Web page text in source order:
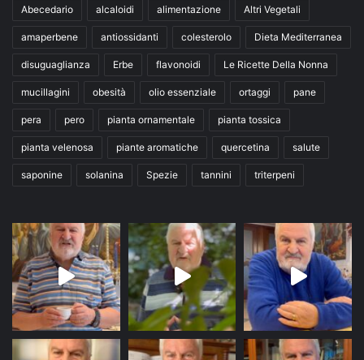
Abecedario alcaloidi alimentazione Altri Vegetali
amaperbene antiossidanti colesterolo Dieta Mediterranea
disuguaglianza Erbe flavonoidi Le Ricette Della Nonna
mucillagini obesità olio essenziale ortaggi pane
pera pero pianta ornamentale pianta tossica
pianta velenosa piante aromatiche quercetina salute
saponine solanina Spezie tannini triterpeni